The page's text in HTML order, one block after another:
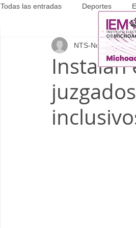
Todas las entradas Deportes
Michoacán Municipales
Instalan
NTS-Noticias 2 jul